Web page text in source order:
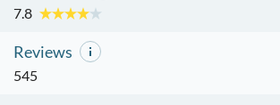
7.8
Reviews
545